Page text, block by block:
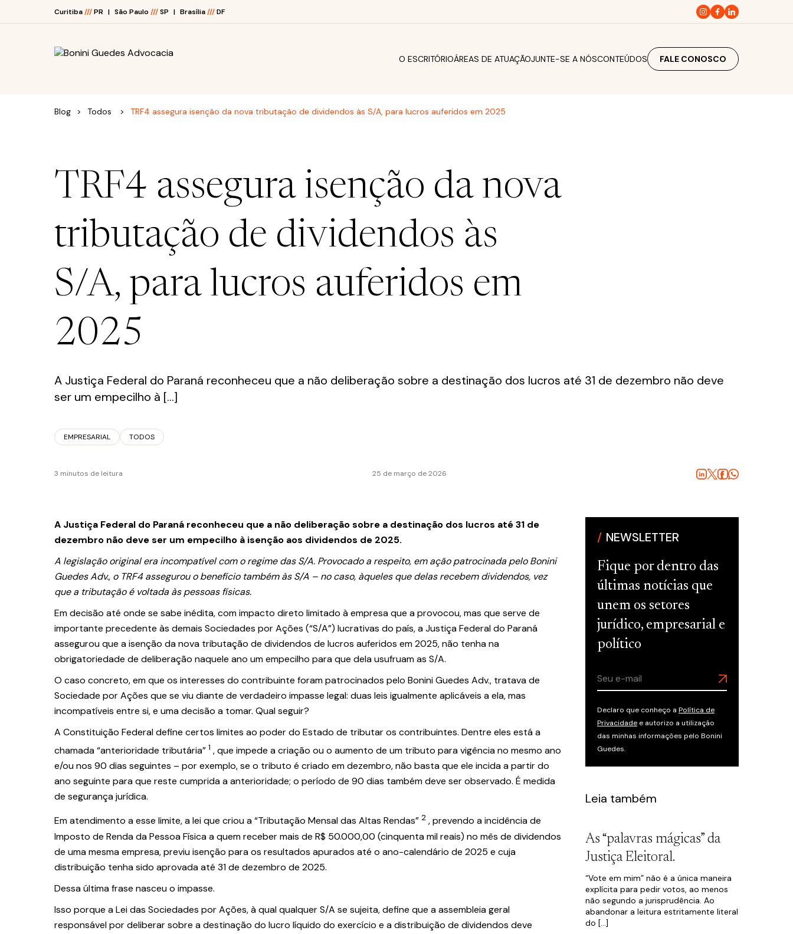
Curitiba///PR São Paulo ///SP Brasília///DF
O ESCRITÓRIOÁREAS DE ATUAÇÃOJUNTE-SE A NÓSCONTEÚDOS FALE CONOSCO
ÁREAS DE ATUAÇÃO
JUNTE-SE A NÓS
E-BOOKS
FALE CONOSCO
Blog Todos TRF4 assegura isenção da nova tributação de dividendos às S/A, para lucros auferidos em 2025
TRF4 assegura isenção da nova
tributação de dividendos às
S/A, para lucros auferidos em
2025
A Justiça Federal do Paraná reconheceu que a não deliberação sobre a destinação dos lucros até 31 de dezembro não deve
ser um empecilho à […]
EMPRESARIAL TODOS
3 minutos de leitura 25 de março de 2026
A Justiça Federal do Paraná reconheceu que a não deliberação sobre a destinação dos lucros até 31 de
dezembro não deve ser um empecilho à isenção aos dividendos de 2025.
A legislação original era incompatível com o regime das S/A. Provocado a respeito, em açãopatrocinada pelo Bonini
Guedes Adv., o TRF4 assegurou o benefício também às S/A – no caso, àqueles que delas recebem dividendos, vez
que a tributação é voltada às pessoas físicas.
Em decisão até onde se sabe inédita, com impacto direto limitado à empresa que a provocou, mas que serve de
importante precedente às demais Sociedades por Ações (“S/A”) lucrativas do país, a Justiça Federal do Paraná
assegurou que a isenção da nova tributação de dividendos de lucros auferidos em 2025, não tenha na
obrigatoriedade de deliberação naquele ano um empecilho para que dela usufruam as S/A.
O caso concreto, em que os interesses do contribuinte foram patrocinados pelo Bonini Guedes Adv., tratava de
Sociedade por Ações que se viu diante de verdadeiro impasse legal: duas leis igualmente aplicáveis a ela, mas
incompatíveis entre si, e uma decisão a tomar. Qual seguir?
A Constituição Federal define certos limites ao poder do Estado de tributar os contribuintes. Dentre eles está a
chamada “anterioridade tributária” 1 , que impede a criação ou o aumento de um tributo para vigência no mesmo ano
e/ou nos 90 dias seguintes – por exemplo, se o tributo é criado em dezembro, não basta que ele incida a partir do
ano seguinte para que reste cumprida a anterioridade; o período de 90 dias também deve ser observado. É medida
de segurança jurídica.
Em atendimento a esse limite, a lei que criou a “Tributação Mensal das Altas Rendas” 2 , prevendo a incidência de
Imposto de Renda da Pessoa Física a quem receber mais de R$ 50.000,00 (cinquenta mil reais) no mês de dividendos
de uma mesma empresa, previu isenção para os resultados apurados até o ano-calendário de 2025 e cuja
distribuição tenha sido aprovada até 31 de dezembro de 2025.
Dessa última frase nasceu o impasse.
Isso porque a Lei das Sociedades por Ações, à qual qualquer S/A se sujeita, define que a assembleia geral
responsável por deliberar sobre a destinação do lucro líquido do exercício e a distribuição de dividendos deve
NEWSLETTER
Fique por dentro das
últimas notícias que
unem os setores
jurídico, empresarial e
político
Declaro que conheço a Política de
Privacidade e autorizo a utilização
das minhas informações pelo Bonini
Guedes.
Leia também
As “palavras mágicas” da
Justiça Eleitoral.
“Vote em mim” não é a única maneira
explícita para pedir votos, ao menos
não segundo a jurisprudência. Ao
abandonar a leitura estritamente literal
do […]